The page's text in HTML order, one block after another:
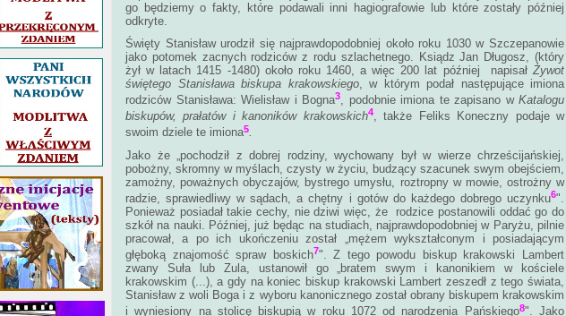
go będziemy o fakty, które podawali inni hagiografowie lub które zostały później
odkryte.
Święty Stanisław urodził się najprawdopodobniej około roku 1030 w Szczepanowie
jako potomek zacnych rodziców z rodu szlachetnego. Ksiądz Jan Długosz, (który
żył w latach 1415 -1480) około roku 1460, a więc 200 lat później napisał Żywot
świętego Stanisława biskupa krakowskiego, w którym podał następujące imiona
rodziców Stanisława: Wielisław i Bogna3 , podobnie imiona te zapisano w Katalogu
biskupów, prałatów i kanoników krakowskich4, także Feliks Koneczny podaje w
swoim dziele te imiona5.
Jako że „pochodził z dobrej rodziny, wychowany był w wierze chrześcijańskiej,
pobożny, skromny w myślach, czysty w życiu, budzący szacunek swym obejściem,
zamożny, poważnych obyczajów, bystrego umysłu, roztropny w mowie, ostrożny w
radzie, sprawiedliwy w sądach, a chętny i gotów do każdego dobrego uczynku6".
Ponieważ posiadał takie cechy, nie dziwi więc, że rodzice postanowili oddać go do
szkół na nauki. Później, już będąc na studiach, najprawdopodobniej w Paryżu, pilnie
pracował, a po ich ukończeniu został „mężem wykształconym i posiadającym
głęboką znajomość spraw boskich7". Z tego powodu biskup krakowski Lambert
zwany Suła lub Zula, ustanowił go „bratem swym i kanonikiem w kościele
krakowskim (...), a gdy na koniec biskup krakowski Lambert zeszedł z tego świata,
Stanisław z woli Boga i z wyboru kanonicznego został obrany biskupem krakowskim
i wyniesiony na stolicę biskupią w roku 1072 od narodzenia Pańskiego8". Jako